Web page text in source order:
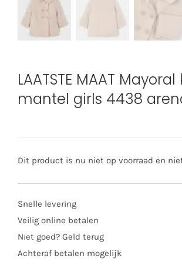
LAATSTE MAAT Mayoral
mantel girls 4438
Dit product is nu niet op voorraad en
Snelle levering
Veilig online betalen
Niet goed? Geld terug
Achteraf betalen mogelijk